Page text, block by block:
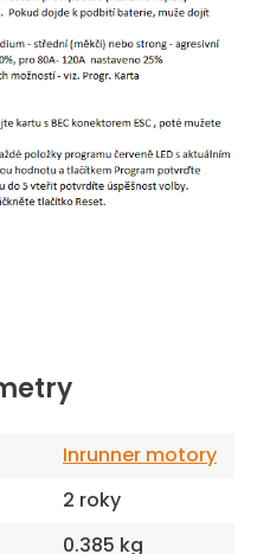
Inrunner motory
2 roky
0.385 kg